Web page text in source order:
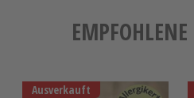
Ausverkauft